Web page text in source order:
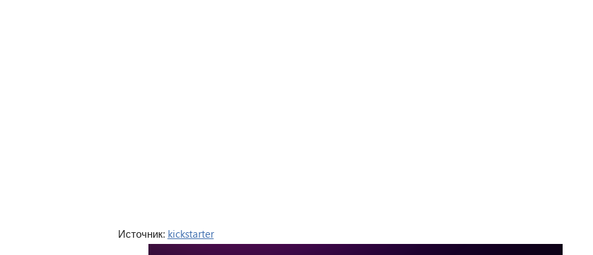
Источник: kickstarter